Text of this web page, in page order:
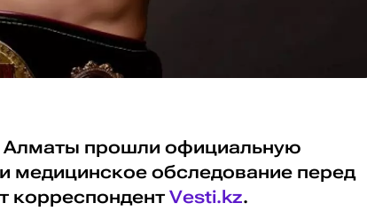
Алматы прошли официальную
медицинское обследование перед
корреспондент Vesti.kz.